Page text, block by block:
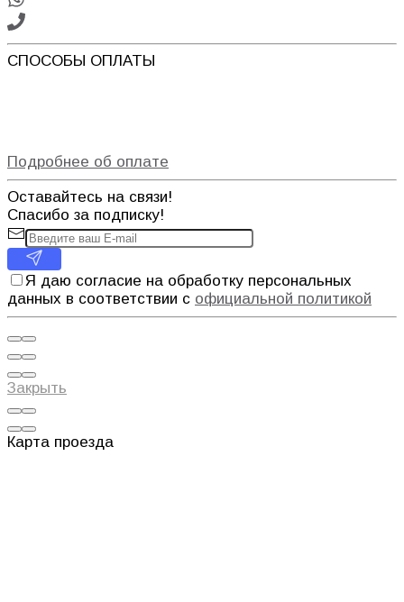
СПОСОБЫ ОПЛАТЫ
Подробнее об оплате
Оставайтесь на связи!
Спасибо за подписку!
Я даю согласие на обработку персональных
данных в соответствии с официальной политикой
Закрыть
Карта проезда